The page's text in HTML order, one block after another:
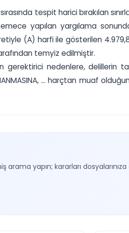
tespit harici bırakılan
yapılan yargılama
(A) harfi ile gösterilen
temyiz edilmiştir.
gerektirici nedenlere,
... harçtan muaf
arama yapın; kararları